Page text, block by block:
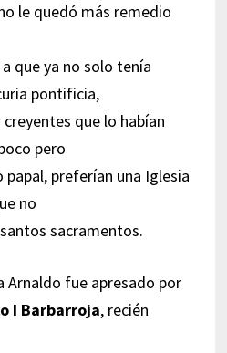
le quedó más remedio
que ya no solo tenía
pontificia,
que lo habían
pero
preferían una Iglesia
no
sacramentos.
Arnaldo fue apresado por
I Barbarroja, recién